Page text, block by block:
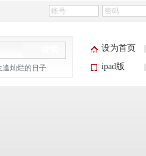
逢灿烂的日子
设为首页
ipad版